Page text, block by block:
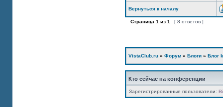
Вернуться к началу
Страница 1 из 1 [ 8 ответов ]
VistaClub.ru » Форум » Блоги » Блог
Кто сейчас на конференции
Зарегистрированные пользователи: